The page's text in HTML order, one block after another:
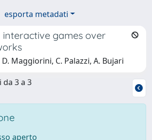
esporta metadati
interactive games over
Maggiorini, C. Palazzi, A. Bujari
3 a 3
aperto